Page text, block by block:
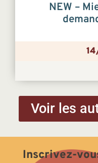
NEW –
Voir les
Inscrivez-